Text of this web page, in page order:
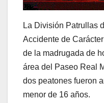
La División Patrullas
Accidente de
de la madrugada de
área del Paseo Real
dos peatones fueron
menor de 16 años.